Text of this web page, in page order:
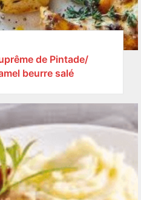
de Pintade/
beurre salé